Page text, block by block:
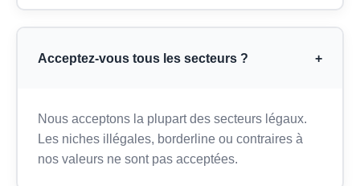
Acceptez-vous tous les secteurs ? +
Nous acceptons la plupart des secteurs légaux.
Les niches illégales, borderline ou contraires à
nos valeurs ne sont pas acceptées.